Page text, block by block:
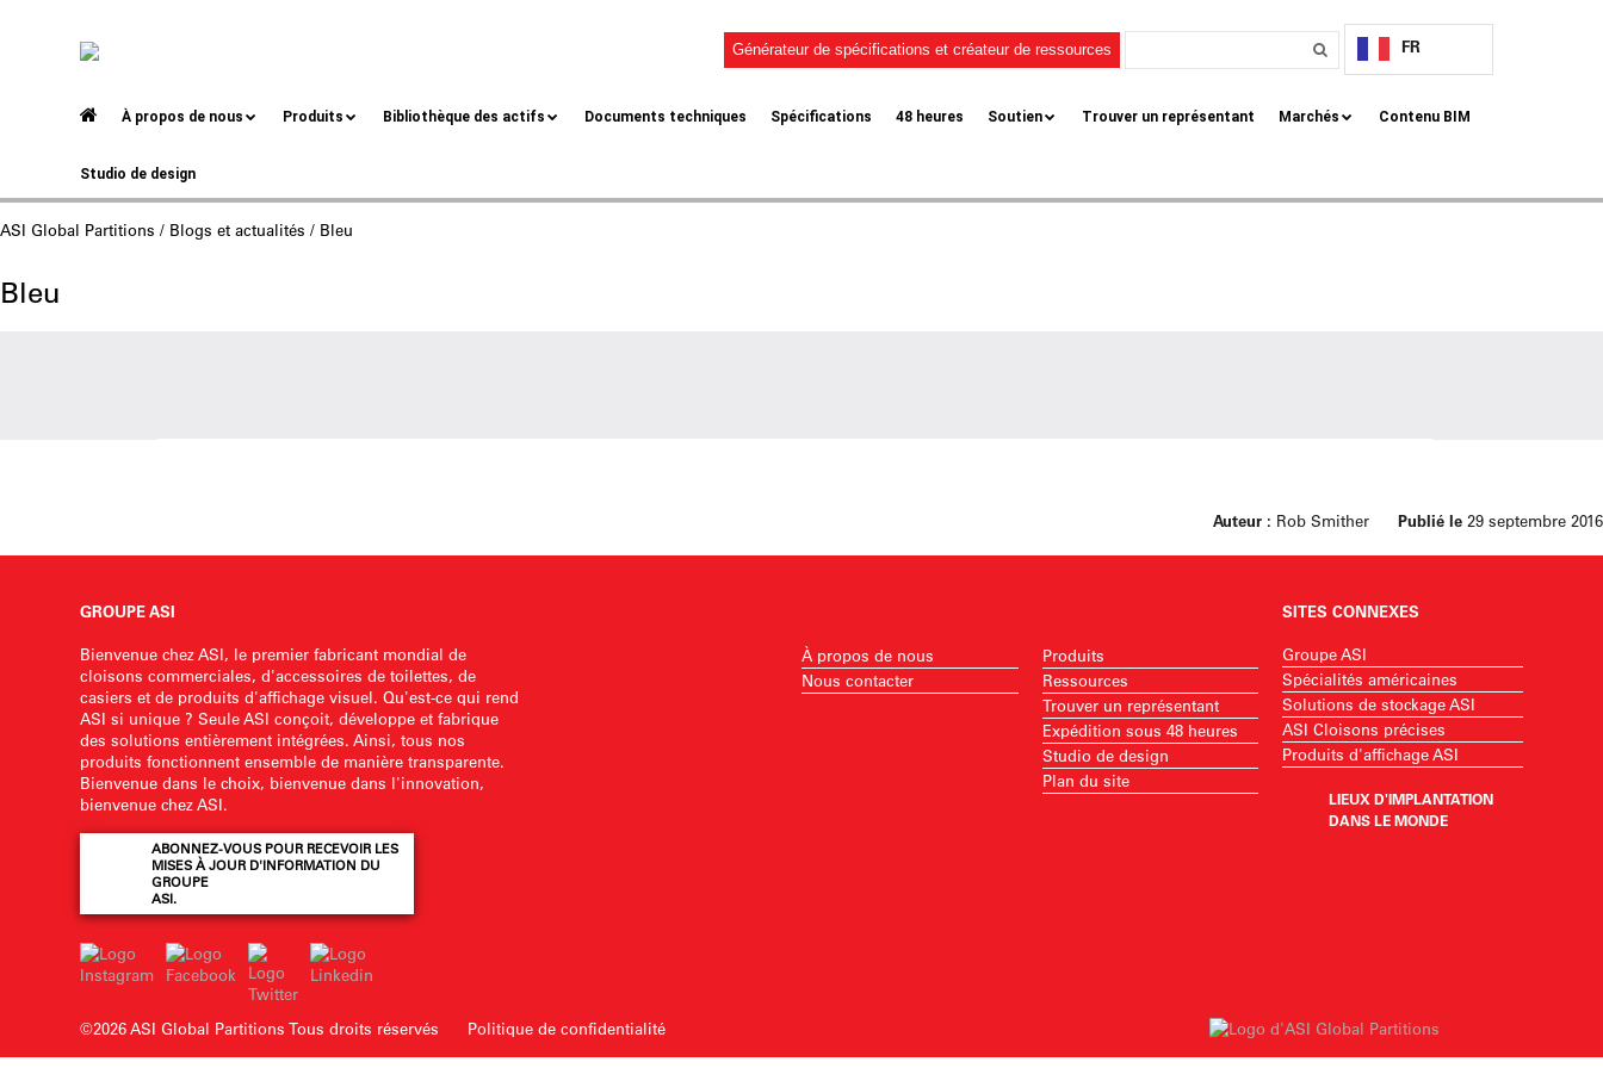
Générateur de spécifications et créateur de ressources FR
À propos de nous Produits Bibliothèque des actifs Documents techniques Spécifications 48 heures Soutien Trouver un représentant Marchés Contenu BIM
Studio de design
ASI Global Partitions / Blogs et actualités / Bleu
Bleu
Auteur : Rob Smither Publié le 29 septembre 2016
GROUPE ASI
Bienvenue chez ASI, le premier fabricant mondial de
cloisons commerciales, d'accessoires de toilettes, de
casiers et de produits d'affichage visuel. Qu'est-ce qui rend
ASI si unique ? Seule ASI conçoit, développe et fabrique
des solutions entièrement intégrées. Ainsi, tous nos
produits fonctionnent ensemble de manière transparente.
Bienvenue dans le choix, bienvenue dans l'innovation,
bienvenue chez ASI.
ABONNEZ-VOUS POUR RECEVOIR LES
MISES À JOUR D'INFORMATION DU
GROUPE
ASI.
À propos de nous
Nous contacter
Produits
Ressources
Trouver un représentant
Expédition sous 48 heures
Studio de design
Plan du site
SITES CONNEXES
Groupe ASI
Spécialités américaines
Solutions de stockage ASI
ASI Cloisons précises
Produits d'affichage ASI
LIEUX D'IMPLANTATION
DANS LE MONDE
©2026 ASI Global PartitionsTous droits réservés Politique de confidentialité